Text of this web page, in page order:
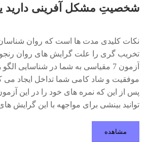
شخصیتِ مشکل آفرینی دارید
نکات کلیدی مدت ها است که روان
تخریب گری را علت گرایش های روان
آزمون 7 مقیاسی به شما در شناسایی
موفقیت و شاد کامی شما تداخل ایجاد می
پس از این که نمره های خود را در این
توانید بینشی برای مواجهه با این گرایش
مشاهده